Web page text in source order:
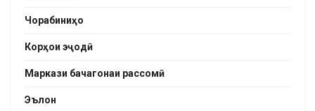
Чорабиниҳо
Корҳои эҷодӣ
Маркази бачагонаи рассомӣ
Эълон